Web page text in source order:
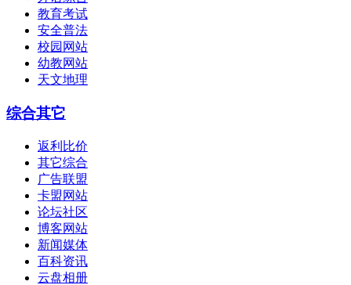
教育考试
安全普法
校园网站
幼教网站
天文地理
综合其它
返利比价
其它综合
广告联盟
卡盟网站
论坛社区
博客网站
新闻媒体
百科资讯
云盘相册